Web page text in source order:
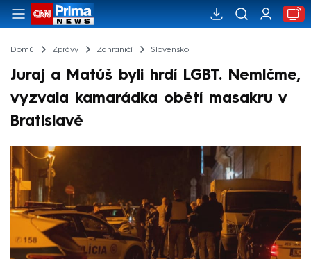
Domů Zprávy Zahraničí Slovensko
Juraj a Matúš byli hrdí LGBT. Nemlčme,
vyzvala kamarádka obětí masakru v
Bratislavě